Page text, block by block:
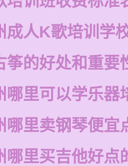
成人K歌培训学
筝的好处和重要
哪里可以学乐器
哪里卖钢琴便宜
哪里买吉他好点